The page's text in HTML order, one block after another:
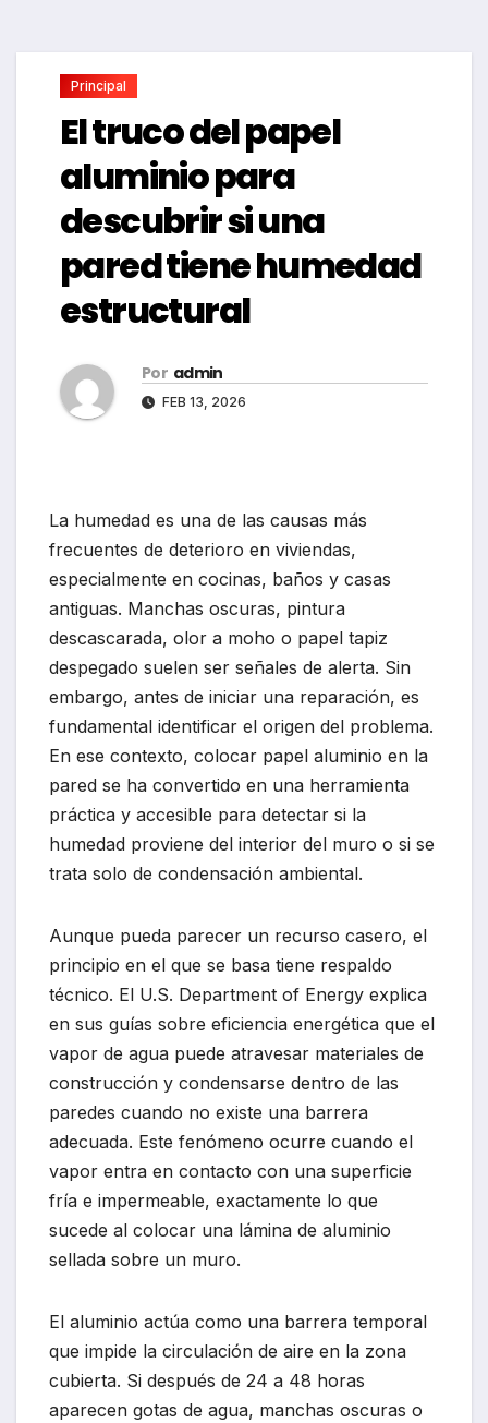
Principal
El truco del papel
aluminio para
descubrir si una
pared tiene humedad
estructural
Por admin
FEB 13, 2026
La humedad es una de las causas más
frecuentes de deterioro en viviendas,
especialmente en cocinas, baños y casas
antiguas. Manchas oscuras, pintura
descascarada, olor a moho o papel tapiz
despegado suelen ser señales de alerta. Sin
embargo, antes de iniciar una reparación, es
fundamental identificar el origen del problema.
En ese contexto, colocar papel aluminio en la
pared se ha convertido en una herramienta
práctica y accesible para detectar si la
humedad proviene del interior del muro o si se
trata solo de condensación ambiental.
Aunque pueda parecer un recurso casero, el
principio en el que se basa tiene respaldo
técnico. El U.S. Department of Energy explica
en sus guías sobre eficiencia energética que el
vapor de agua puede atravesar materiales de
construcción y condensarse dentro de las
paredes cuando no existe una barrera
adecuada. Este fenómeno ocurre cuando el
vapor entra en contacto con una superficie
fría e impermeable, exactamente lo que
sucede al colocar una lámina de aluminio
sellada sobre un muro.
El aluminio actúa como una barrera temporal
que impide la circulación de aire en la zona
cubierta. Si después de 24 a 48 horas
aparecen gotas de agua, manchas oscuras o